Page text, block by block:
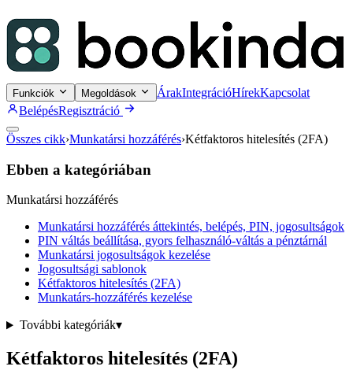
Funkciók Megoldások ÁrakIntegrációHírekKapcsolat
BelépésRegisztráció
Összes cikk›Munkatársi hozzáférés›Kétfaktoros hitelesítés (2FA)
Ebben a kategóriában
Munkatársi hozzáférés
Munkatársi hozzáférés áttekintés, belépés, PIN, jogosultságok
PIN váltás beállítása, gyors felhasználó-váltás a pénztárnál
Munkatársi jogosultságok kezelése
Jogosultsági sablonok
Kétfaktoros hitelesítés (2FA)
Munkatárs-hozzáférés kezelése
További kategóriák▾
Kétfaktoros hitelesítés (2FA)